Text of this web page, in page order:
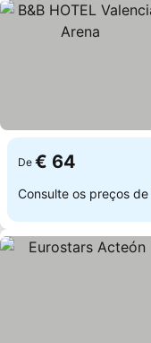
De € 64
Consulte os preços de